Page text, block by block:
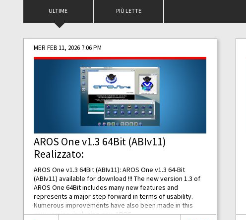
ULTIME PIÙ LETTE
MER FEB 11, 2026 7:06 PM
AROS One v1.3 64Bit (ABIv11)
Realizzato:
AROS One v1.3 64Bit (ABIv11): AROS One v1.3 64-Bit
(ABIv11) available for download !!! The new version 1.3 of
AROS One 64Bit includes many new features and
represents a major step forward in terms of usability.
Numerous improvements have also been made in this
new version, including new AROS...